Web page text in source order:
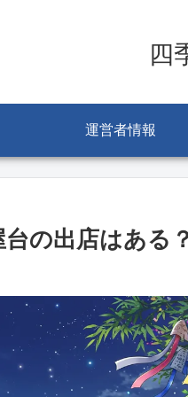
四
運営者情報
の出店はある